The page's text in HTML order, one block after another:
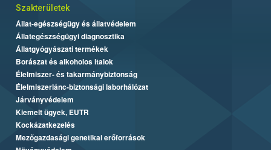
Szakterületek
Állat-egészségügy és állatvédelem
Állategészségügyi diagnosztika
Állatgyógyászati termékek
Borászat és alkoholos italok
Élelmiszer- és takarmánybiztonság
Élelmiszerlánc-biztonsági laborhálózat
Járványvédelem
Kiemelt ügyek, EUTR
Kockázatkezelés
Mezőgazdasági genetikai erőforrások